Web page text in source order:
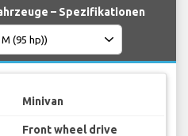
– Spezifikationen
Minivan
Front wheel drive